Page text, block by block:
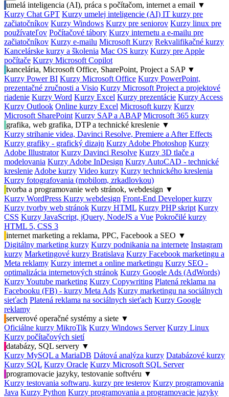
umelá inteligencia (AI), práca s počítačom, internet a email ▼
Kurzy Chat GPT Kurzy umelej inteligencie (AI) IT kurzy pre
začiatočníkov Kurzy Windows Kurzy pre seniorov Kurzy linux pre
používateľov Počítačové tábory Kurzy internetu a e-mailu pre
začiatočníkov Kurzy e-mailu Microsoft Kurzy Rekvalifikačné kurzy
Kancelárske kurzy a školenia Mac OS kurzy Kurzy pre Apple
počítače Kurzy Microsoft Copilot
kancelária, Microsoft Office, SharePoint, Project a SAP ▼
Kurzy Power BI Kurzy Microsoft Office Kurzy PowerPoint,
prezentačné zručnosti a Visio Kurzy Microsoft Project a projektové
riadenie Kurzy Word Kurzy Excel Kurzy prezentácie Kurzy Access
Kurzy Outlook Online kurzy Excel Microsoft kurzy Kurzy
Microsoft SharePoint Kurzy SAP a ABAP Microsoft 365 kurzy
grafika, web grafika, DTP a technické kreslenie ▼
Kurzy strihanie videa, Davinci Resolve, Premiere a After Effects
Kurzy grafiky - grafický dizajn Kurzy Adobe Photoshop Kurzy
Adobe Illustrator Kurzy Davinci Resolve Kurzy 3D tlače a
modelovania Kurzy Adobe InDesign Kurzy AutoCAD - technické
kreslenie Adobe kurzy Video kurzy Kurzy technického kreslenia
Kurzy fotografovania (mobilom, zrkadlovkou)
tvorba a programovanie web stránok, webdesign ▼
Kurzy WordPress Kurzy webdesign Front-End Developer kurzy
Kurzy tvorby web stránok Kurzy HTML Kurzy PHP skript Kurzy
CSS Kurzy JavaScript, jQuery, NodeJS a Vue Pokročilé kurzy
HTML 5, CSS 3
internet marketing a reklama, PPC, Facebook a SEO ▼
Digitálny marketing kurzy Kurzy podnikania na internete Instagram
kurzy Marketingové kurzy Bratislava Kurzy Facebook marketingu a
Meta reklamy Kurzy internet a online marketingu Kurzy SEO -
optimalizácia internetových stránok Kurzy Google Ads (AdWords)
Kurzy Youtube marketing Kurzy Copywriting Platená reklama na
Facebooku (FB) - kurzy Meta Ads Kurzy marketingu na sociálnych
sieťach Platená reklama na sociálnych sieťach Kurzy Google
reklamy
serverové operačné systémy a siete ▼
Oficiálne kurzy MikroTik Kurzy Windows Server Kurzy Linux
Kurzy počítačových sietí
databázy, SQL servery ▼
Kurzy MySQL a MariaDB Dátová analýza kurzy Databázové kurzy
Kurzy SQL Kurzy Oracle Kurzy Microsoft SQL Server
programovacie jazyky, testovanie softvéru ▼
Kurzy testovania softwaru, kurzy pre testerov Kurzy programovania
Java Kurzy Python Kurzy programovania a programovacie jazyky